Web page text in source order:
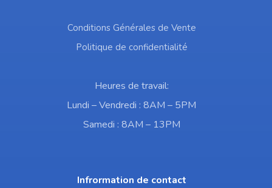
Conditions Générales de Vente
Politique de confidentialité
Heures de travail:
Lundi – Vendredi : 8AM – 5PM
Samedi : 8AM – 13PM
Infrormation de contact